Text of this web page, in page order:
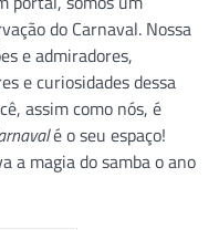
do Carnaval. Nossa
e admiradores,
e curiosidades dessa
assim como nós, é
é o seu espaço!
a magia do samba o ano